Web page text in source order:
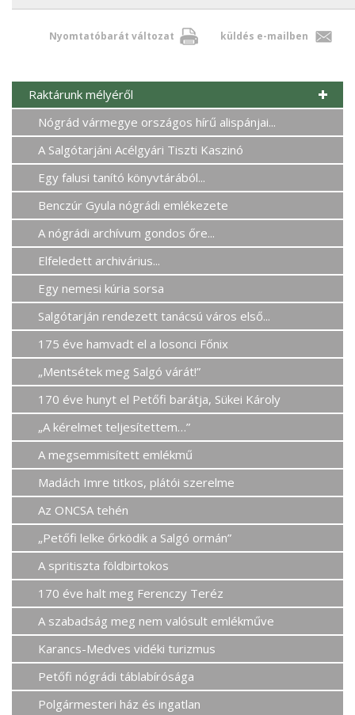
Nyomtatóbarát változat küldés e-mailben
Raktárunk mélyéről
Nógrád vármegye országos hírű alispánjai...
A Salgótarjáni Acélgyári Tiszti Kaszinó
Egy falusi tanító könyvtárából...
Benczúr Gyula nógrádi emlékezete
A nógrádi archívum gondos őre...
Elfeledett archivárius...
Egy nemesi kúria sorsa
Salgótarján rendezett tanácsú város első...
175 éve hamvadt el a losonci Főnix
„Mentsétek meg Salgó várát!”
170 éve hunyt el Petőfi barátja, Sükei Károly
„A kérelmet teljesítettem…”
A megsemmisített emlékmű
Madách Imre titkos, plátói szerelme
Az ONCSA tehén
„Petőfi lelke őrködik a Salgó ormán”
A spritiszta földbirtokos
170 éve halt meg Ferenczy Teréz
A szabadság meg nem valósult emlékműve
Karancs-Medves vidéki turizmus
Petőfi nógrádi táblabírósága
Polgármesteri ház és ingatlan